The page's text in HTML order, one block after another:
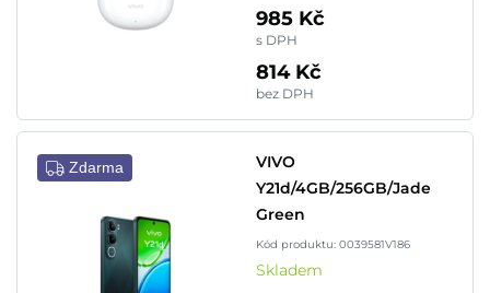
985 Kč
s DPH
814 Kč
bez DPH
Zdarma
VIVO
Y21d/4GB/256GB/Jade
Green
Kód produktu: 0039581V186
Skladem